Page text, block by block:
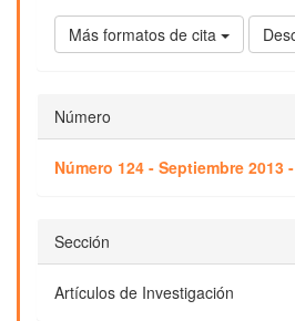
Más formatos de cita
Número
Número 124 - Septiembre 2013
Sección
Artículos de Investigación